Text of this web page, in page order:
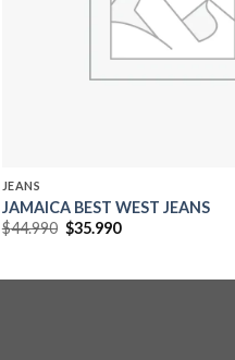
JEANS
JAMAICA BEST WEST JEANS
$44.990 El
precio
$35.990El